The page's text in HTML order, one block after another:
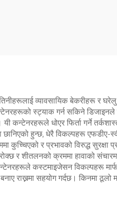
व्यावसायिक बेकरीहरू र
स्ट्याक गर्न सकिने
कन्टेनरहरूले धोएर फिर्ता गर्ने
छानिएको हुन्छ, धेरै विकल्पहरू
कुच्चिएको र प्रभावको विरुद्ध
र शीतलनको क्रममा हावाको
कस्टमाइजेसन विकल्पहरू
राख्नमा सहयोग गर्दछ। किनमा ठूलो